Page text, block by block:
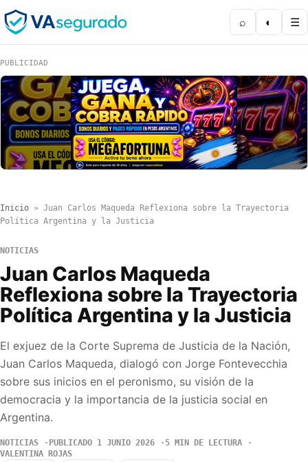
⌕ ◐ ☰
PUBLICIDAD
Inicio » Juan Carlos Maqueda Reflexiona sobre la Trayectoria
Política Argentina y la Justicia
NOTICIAS
Juan Carlos Maqueda
Reflexiona sobre la Trayectoria
Política Argentina y la Justicia
El exjuez de la Corte Suprema de Justicia de la Nación,
Juan Carlos Maqueda, dialogó con Jorge Fontevecchia
sobre sus inicios en el peronismo, su visión de la
democracia y la importancia de la justicia social en
Argentina.
NOTICIAS PUBLICADO 1 JUNIO 2026
5 MIN DE LECTURA
VALENTINA ROJAS